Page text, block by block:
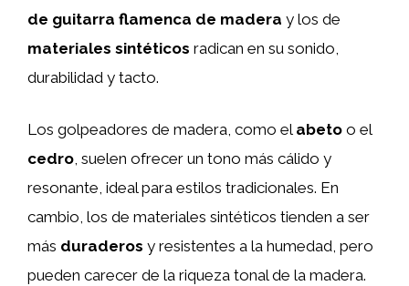
de guitarra flamenca de madera y los de
materiales sintéticos radican en su sonido,
durabilidad y tacto.
Los golpeadores de madera, como el abeto o el
cedro, suelen ofrecer un tono más cálido y
resonante, ideal para estilos tradicionales. En
cambio, los de materiales sintéticos tienden a ser
más duraderos y resistentes a la humedad, pero
pueden carecer de la riqueza tonal de la madera.